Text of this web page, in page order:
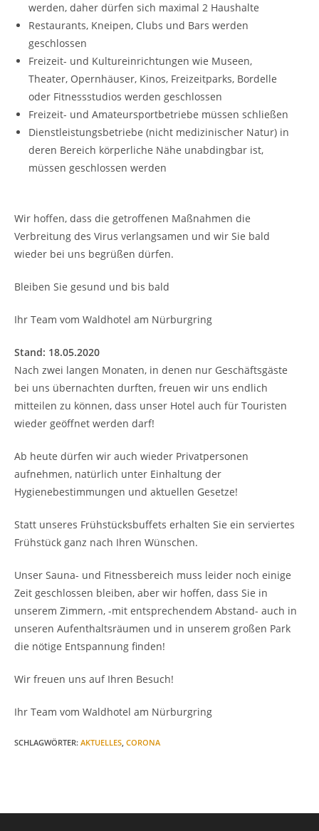
werden, daher dürfen sich maximal 2 Haushalte
Restaurants, Kneipen, Clubs und Bars werden
geschlossen
Freizeit- und Kultureinrichtungen wie Museen,
Theater, Opernhäuser, Kinos, Freizeitparks, Bordelle
oder Fitnessstudios werden geschlossen
Freizeit- und Amateursportbetriebe müssen schließen
Dienstleistungsbetriebe (nicht medizinischer Natur) in
deren Bereich körperliche Nähe unabdingbar ist,
müssen geschlossen werden
Wir hoffen, dass die getroffenen Maßnahmen die
Verbreitung des Virus verlangsamen und wir Sie bald
wieder bei uns begrüßen dürfen.
Bleiben Sie gesund und bis bald
Ihr Team vom Waldhotel am Nürburgring
Stand: 18.05.2020
Nach zwei langen Monaten, in denen nur Geschäftsgäste
bei uns übernachten durften, freuen wir uns endlich
mitteilen zu können, dass unser Hotel auch für Touristen
wieder geöffnet werden darf!
Ab heute dürfen wir auch wieder Privatpersonen
aufnehmen, natürlich unter Einhaltung der
Hygienebestimmungen und aktuellen Gesetze!
Statt unseres Frühstücksbuffets erhalten Sie ein serviertes
Frühstück ganz nach Ihren Wünschen.
Unser Sauna- und Fitnessbereich muss leider noch einige
Zeit geschlossen bleiben, aber wir hoffen, dass Sie in
unserem Zimmern, -mit entsprechendem Abstand- auch in
unseren Aufenthaltsräumen und in unserem großen Park
die nötige Entspannung finden!
Wir freuen uns auf Ihren Besuch!
Ihr Team vom Waldhotel am Nürburgring
SCHLAGWÖRTER: AKTUELLES, CORONA